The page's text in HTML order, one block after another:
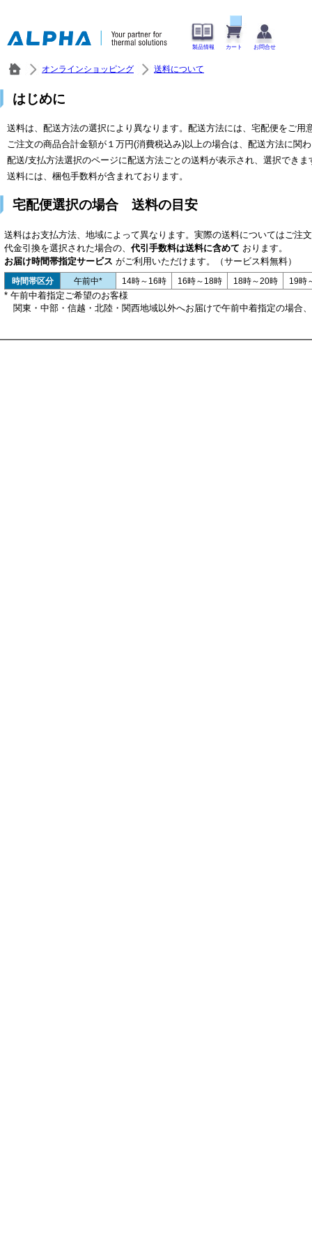
製品情報 カート お問合せ
オンラインショッピング 送料について
はじめに
送料は、配送方法の選択により異なります。配送方法には、宅配便をご用
ご注文の商品合計金額が１万円(消費税込み)以上の場合は、配送方法に関
配送/支払方法選択のページに配送方法ごとの送料が表示され、選択できま
送料には、梱包手数料が含まれております。
宅配便選択の場合 送料の目安
送料はお支払方法、地域によって異なります。実際の送料についてはご注
代金引換を選択された場合の、 代引手数料は送料に含めて おります。
お届け時間帯指定サービス がご利用いただけます。（サービス料無料）
時間帯区分 午前中* 14時～16時 16時～18時 18時～20時 19時
* 午前中着指定ご希望のお客様
関東・中部・信越・北陸・関西地域以外へお届けで午前中着指定の場合